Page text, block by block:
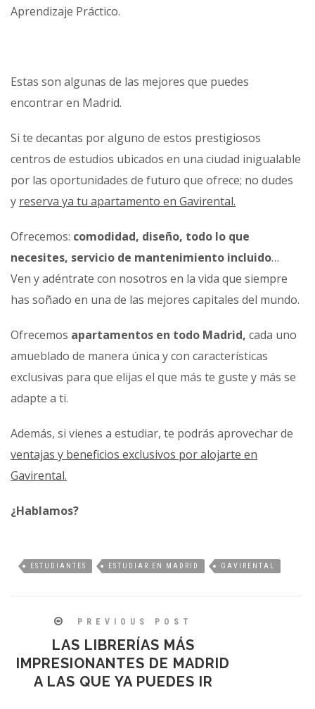
Aprendizaje Práctico.
Estas son algunas de las mejores que puedes
encontrar en Madrid.
Si te decantas por alguno de estos prestigiosos
centros de estudios ubicados en una ciudad inigualable
por las oportunidades de futuro que ofrece; no dudes
y reserva ya tu apartamento en Gavirental.
Ofrecemos: comodidad, diseño, todo lo que
necesites, servicio de mantenimiento incluido…
Ven y adéntrate con nosotros en la vida que siempre
has soñado en una de las mejores capitales del mundo.
Ofrecemos apartamentos en todo Madrid, cada uno
amueblado de manera única y con características
exclusivas para que elijas el que más te guste y más se
adapte a ti.
Además, si vienes a estudiar, te podrás aprovechar de
ventajas y beneficios exclusivos por alojarte en
Gavirental.
¿Hablamos?
ESTUDIANTES ESTUDIAR EN MADRID GAVIRENTAL
PREVIOUS POST
LAS LIBRERÍAS MÁS
IMPRESIONANTES DE MADRID
A LAS QUE YA PUEDES IR